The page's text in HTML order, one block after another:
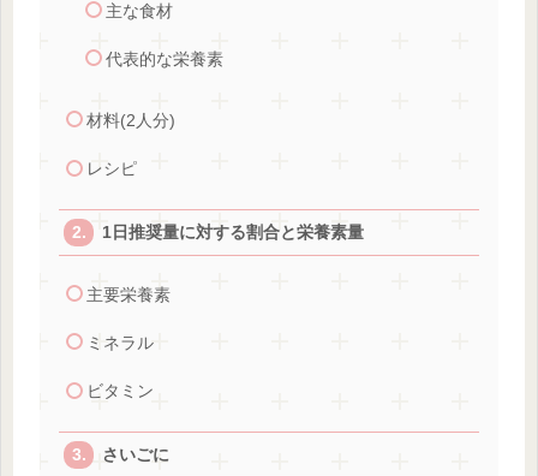
主な食材
代表的な栄養素
材料(2人分)
レシピ
1日推奨量に対する割合と栄養素量
主要栄養素
ミネラル
ビタミン
さいごに